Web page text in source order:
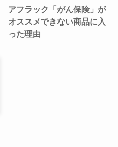
アフラック「がん保険」が
オススメできない商品に入
った理由